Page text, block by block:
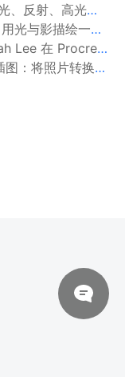
、高光来绘画！
影描绘一个世界
中设计详细的背景
转换为风格化的肖像